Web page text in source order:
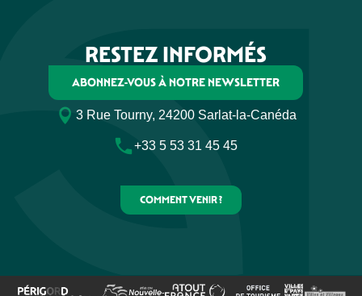
RESTEZ INFORMÉS
ABONNEZ-VOUS À NOTRE NEWSLETTER
3 Rue Tourny, 24200 Sarlat-la-Canéda
+33 5 53 31 45 45
COMMENT VENIR ?